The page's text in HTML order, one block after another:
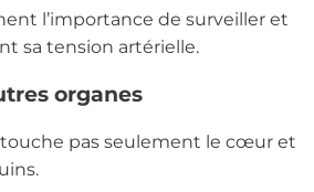
l’importance de surveiller et
sa tension artérielle.
organes
touche pas seulement le cœur et